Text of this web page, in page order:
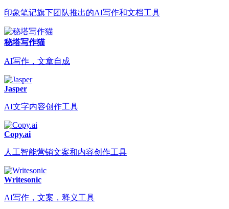
印象笔记旗下团队推出的AI写作和文档工具
秘塔写作猫
AI写作，文章自成
Jasper
AI文字内容创作工具
Copy.ai
人工智能营销文案和内容创作工具
Writesonic
AI写作，文案，释义工具